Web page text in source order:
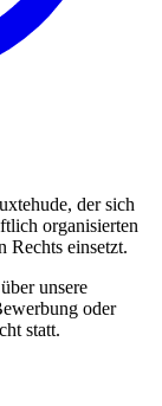
der sich
organisierten
Rechts einsetzt.
unsere
oder
statt.